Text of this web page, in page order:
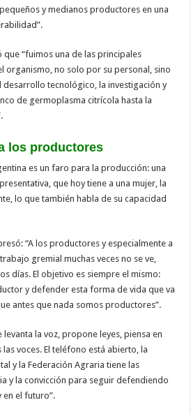
y medianos productores en una
que “fuimos una de las principales
organismo, no solo por su personal, sino
tecnológico, la investigación y
de germoplasma citrícola hasta la
los productores
es un faro para la producción: una
que hoy tiene a una mujer, la
lo que también habla de su capacidad
“A los productores y especialmente a
gremial muchas veces no se ve,
días. El objetivo es siempre el mismo:
y defender esta forma de vida que va
antes que nada somos productores”.
levanta la voz, propone leyes, piensa en
voces. El teléfono está abierto, la
y la Federación Agraria tiene las
y la convicción para seguir defendiendo
en el futuro”.